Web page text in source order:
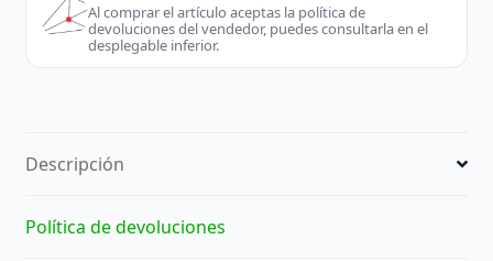
Server)
-
sobremesa
Al comprar el artículo aceptas la política de
devoluciones del vendedor, puedes consultarla en el
desplegable inferior.
Descripción
Política de devoluciones